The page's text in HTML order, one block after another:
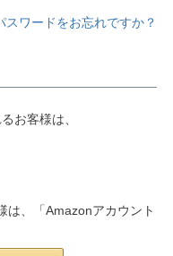
スワードをお忘れですか？
お客様は、
は、「Amazonアカウント